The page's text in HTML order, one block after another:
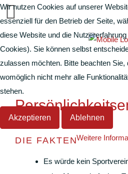
DIE FAKTEN
Es würde kein
Wir nutzen Cookies auf unserer
essenziell für den Betrieb der Seite,
diese Website und die
Cookies). Sie können selbst
zulassen möchten. Bitte beachten Sie,
womöglich nicht mehr alle
stehen.
Akzeptieren Ablehnen
Weitere